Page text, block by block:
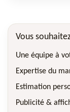
Vous
Une équipe à
Expertise du
Estimation
Publicité &